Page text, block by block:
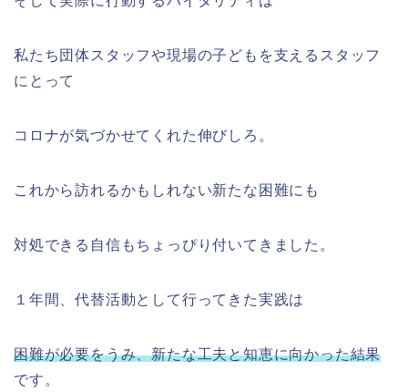
私たち団体スタッフや現場の子どもを支えるスタッフ
にとって
コロナが気づかせてくれた伸びしろ。
これから訪れるかもしれない新たな困難にも
対処できる自信もちょっぴり付いてきました。
１年間、代替活動として行ってきた実践は
困難が必要をうみ、新たな工夫と知恵に向かった結果
です。